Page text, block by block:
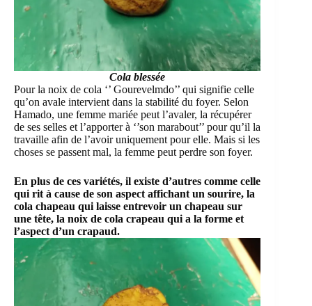
Cola blessée
Pour la noix de cola ‘’ Gourevelmdo’’ qui signifie celle
qu’on avale intervient dans la stabilité du foyer. Selon
Hamado, une femme mariée peut l’avaler, la récupérer
de ses selles et l’apporter à ‘’son marabout’’ pour qu’il la
travaille afin de l’avoir uniquement pour elle. Mais si les
choses se passent mal, la femme peut perdre son foyer.
En plus de ces variétés, il existe d’autres comme celle
qui rit à cause de son aspect affichant un sourire, la
cola chapeau qui laisse entrevoir un chapeau sur
une tête, la noix de cola crapeau qui a la forme et
l’aspect d’un crapaud.